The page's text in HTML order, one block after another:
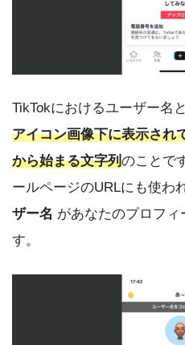
TikTokにおけるユーザー名と
アイコン画像下に表示され
から始まる文字列のことで
ールページのURLにも使わ
ザー名 があなたのプロフィ
す。